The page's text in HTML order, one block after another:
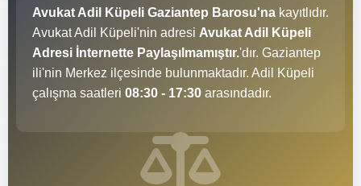
Avukat Adil Küpeli Gaziantep Barosu'na kayıtlıdır.
Avukat Adil Küpeli'nin adresi Avukat Adil Küpeli
Adresi İnternette Paylaşılmamıştır.'dır. Gaziantep
ili'nin Merkez ilçesinde bulunmaktadır. Adil Küpeli
çalışma saatleri 08:30 - 17:30 arasındadır.